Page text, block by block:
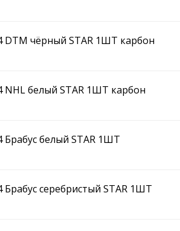
DTM чёрный STAR 1ШТ карбон
NHL белый STAR 1ШТ карбон
белый STAR 1ШТ
серебристый STAR 1ШТ